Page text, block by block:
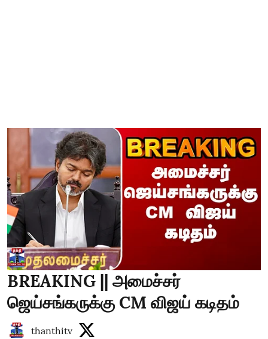
BREAKING || அமைச்சர்
ஜெய்சங்கருக்கு CM விஜய் கடிதம்
thanthitv